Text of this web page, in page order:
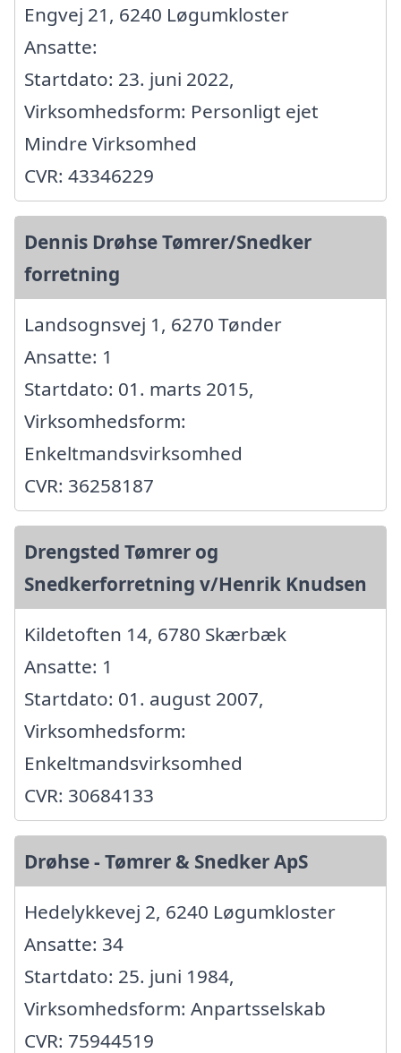
Engvej 21, 6240 Løgumkloster
Ansatte:
Startdato: 23. juni 2022,
Virksomhedsform: Personligt ejet
Mindre Virksomhed
CVR: 43346229
Dennis Drøhse Tømrer/Snedker
forretning
Landsognsvej 1, 6270 Tønder
Ansatte: 1
Startdato: 01. marts 2015,
Virksomhedsform:
Enkeltmandsvirksomhed
CVR: 36258187
Drengsted Tømrer og
Snedkerforretning v/Henrik Knudsen
Kildetoften 14, 6780 Skærbæk
Ansatte: 1
Startdato: 01. august 2007,
Virksomhedsform:
Enkeltmandsvirksomhed
CVR: 30684133
Drøhse - Tømrer & Snedker ApS
Hedelykkevej 2, 6240 Løgumkloster
Ansatte: 34
Startdato: 25. juni 1984,
Virksomhedsform: Anpartsselskab
CVR: 75944519